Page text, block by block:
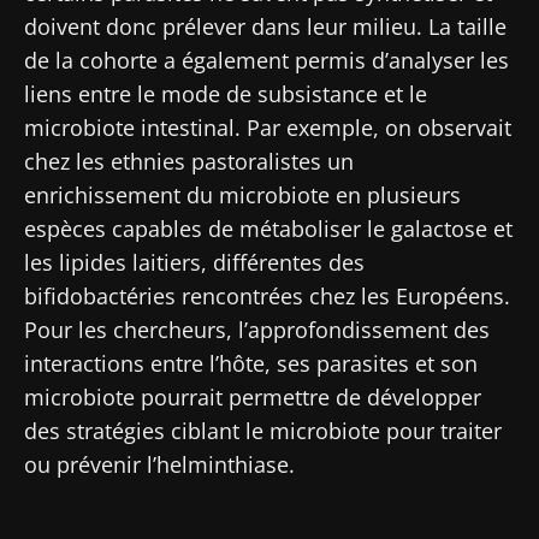
doivent donc prélever dans leur milieu. La taille
de la cohorte a également permis d’analyser les
liens entre le mode de subsistance et le
microbiote intestinal. Par exemple, on observait
chez les ethnies pastoralistes un
enrichissement du microbiote en plusieurs
espèces capables de métaboliser le galactose et
les lipides laitiers, différentes des
bifidobactéries rencontrées chez les Européens.
Pour les chercheurs, l’approfondissement des
interactions entre l’hôte, ses parasites et son
microbiote pourrait permettre de développer
des stratégies ciblant le microbiote pour traiter
ou prévenir l’helminthiase.
Redirection
Vous êtes sur le point d'être redirigé et de
quitter notre site web
Être redirigé
Se tenir informé
Rejoignez la communauté Microbiota des
professionnels de santé et des chercheurs et
recevez le "Microbiota Digest" et le "HCP
Magazine" pour rester au courant des
dernières actualités sur le microbiote.
Je souhaite m'inscrire afin de recevoir
dernières actualités sur le microbiote.
Je souhaite m'inscrire afin de recevoir
d'autres actualités de Biocodex
J’ai lu et accepte lesCGU et lapolitique de
protection des donnéesdu Biocodex
Microbiota Institute
* Champs obligatoires